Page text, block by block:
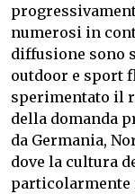
numerosi in
diffusione sono
outdoor e sport
sperimentato il
della domanda
da Germania,
dove la cultura
particolarmente